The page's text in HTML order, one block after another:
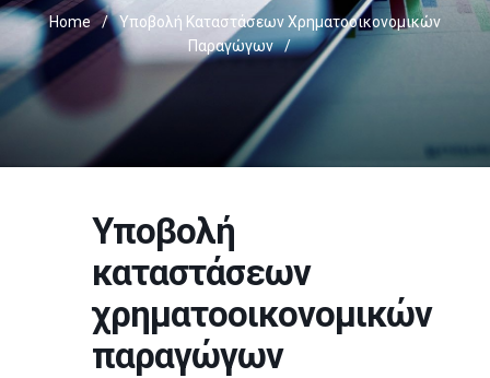
Home /
Υποβολή Καταστάσεων Χρηματοοικονομικών
Παραγώγων
/
Υποβολή
καταστάσεων
χρηματοοικονομικών
παραγώγων